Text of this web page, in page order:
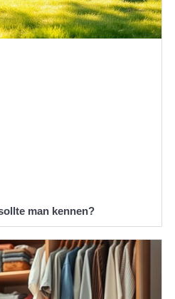
man kennen?